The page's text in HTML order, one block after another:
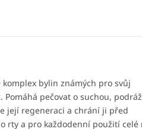
komplex bylin známých pro svůj
. Pomáhá pečovat o suchou,
její regeneraci a chrání ji před
rty a pro každodenní použití celé